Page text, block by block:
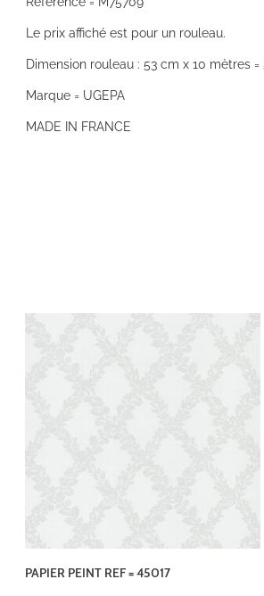
Le prix affiché est pour un rouleau.
Dimension rouleau : 53 cm x 10 mètres =
Marque = UGEPA
MADE IN FRANCE
PAPIER PEINT REF = 45017